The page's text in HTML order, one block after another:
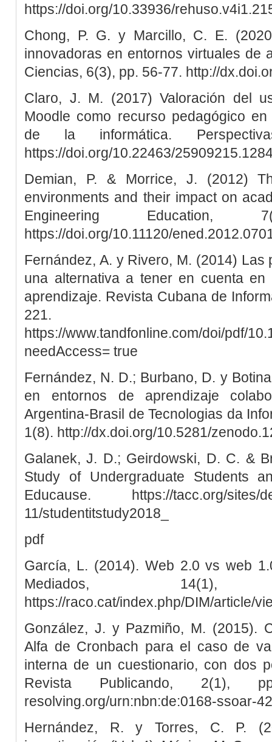
https://doi.org/10.33936/
Chong, P. G. y Marcillo, C. E.
innovadoras en entornos virtuales de
Ciencias, 6(3), pp. 56-77. http://
Claro, J. M. (2017) Valoración del
Moodle como recurso pedagógico
de la informática.
https://doi.org/10.22463/
Demian, P. & Morrice, J. (2012)
environments and their impact on
Engineering
https://doi.org/10.11120/
Fernández, A. y Rivero, M. (2014) Las
una alternativa a tener en cuenta
aprendizaje. Revista Cubana de
221.
https://www.tandfonline.com/doi/pdf/
needAccess= true
Fernández, N. D.; Burbano, D. y
en entornos de aprendizaje
Argentina-Brasil de Tecnologias da
1(8). http://dx.doi.org/10.5281/
Galanek, J. D.; Geirdowski, D. C. &
Study of Undergraduate Students
Educause. https://tacc.org/sites/
11/studentitstudy2018_
pdf
García, L. (2014). Web 2.0 vs web
Mediados,
https://raco.cat/index.php/DIM/article/
González, J. y Pazmiño, M. (2015).
Alfa de Cronbach para el caso de
interna de un cuestionario, con dos
Revista Publicando, 2(1),
resolving.org/urn:nbn:de:0168-ssoar-
Hernández, R. y Torres, C. P.